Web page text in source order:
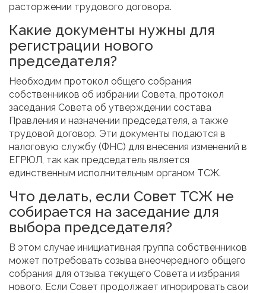
расторжении трудового договора.
Какие документы нужны для
регистрации нового
председателя?
Необходим протокол общего собрания
собственников об избрании Совета, протокол
заседания Совета об утверждении состава
Правления и назначении председателя, а также
трудовой договор. Эти документы подаются в
налоговую службу (ФНС) для внесения изменений в
ЕГРЮЛ, так как председатель является
единственным исполнительным органом ТСЖ.
Что делать, если Совет ТСЖ не
собирается на заседание для
выбора председателя?
В этом случае инициативная группа собственников
может потребовать созыва внеочередного общего
собрания для отзыва текущего Совета и избрания
нового. Если Совет продолжает игнорировать свои